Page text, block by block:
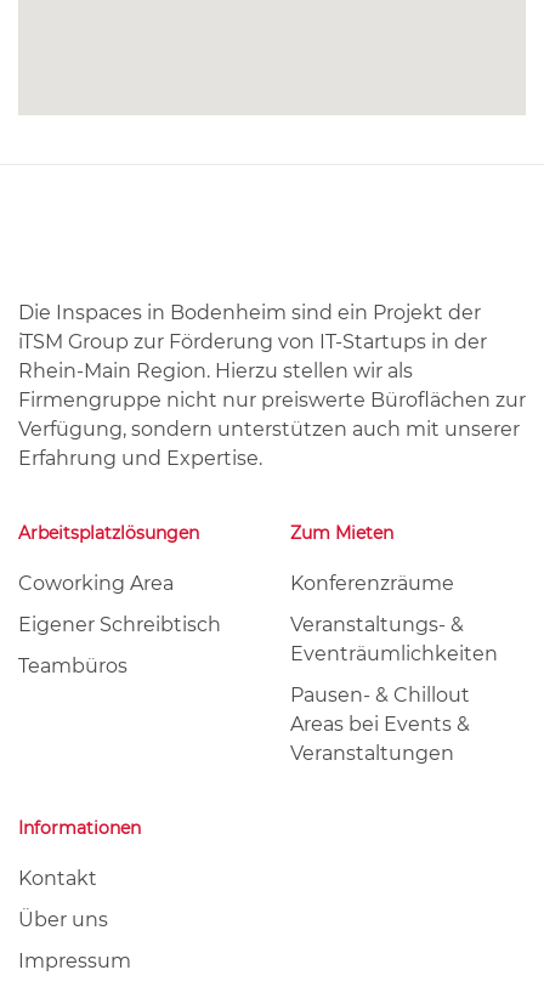
Die Inspaces in Bodenheim sind ein Projekt der
iTSM Group zur Förderung von IT-Startups in der
Rhein-Main Region. Hierzu stellen wir als
Firmengruppe nicht nur preiswerte Büroflächen zur
Verfügung, sondern unterstützen auch mit unserer
Erfahrung und Expertise.
Arbeitsplatzlösungen
Coworking Area
Eigener Schreibtisch
Teambüros
Zum Mieten
Konferenzräume
Veranstaltungs- &
Eventräumlichkeiten
Pausen- & Chillout
Areas bei Events &
Veranstaltungen
Informationen
Kontakt
Über uns
Impressum